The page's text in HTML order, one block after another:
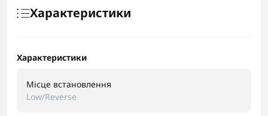
Характеристики
Характеристики
Місце встановлення
Low/Reverse